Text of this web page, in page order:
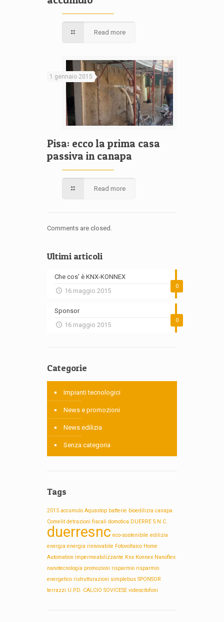
Read more
1 gennaio 2015
Pisa: ecco la prima casa
passiva in canapa
Read more
Comments are closed.
Ultimi articoli
0
Che cos’ è KNX-KONNEX
16 maggio 2015
0
Sponsor
16 maggio 2015
Categorie
Impianti tecnologici
News e promozioni
News edilizia
Senza categoria
Tags
2015 accumulo Aquastop batterie bioedilizia canapa
Comelit detrazioni fiscali domotica DUERRE S.N.C.
duerresnc eco-sostenibile edilizia
energia energia rinnovabile Fotovoltaico Home
Automation impermeabilizzante Knx Konnex Nanoflex
nanotecnologia promozioni risparmio risparmio
energetico ristrutturazioni simplebus SPONSOR
terrazzi U.P.D. CALCIO SOVICESE videocitofoni